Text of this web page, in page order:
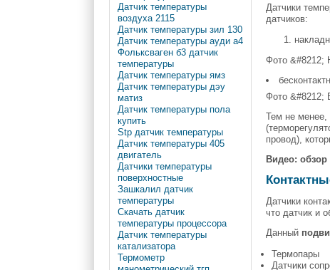
Датчик температуры
воздуха 2115
Датчик температуры зил 130
Датчик температуры ауди а4
Фольксваген б3 датчик
температуры
Датчик температуры ямз
Датчик температуры дэу
матиз
Датчик температуры пола
купить
Stp датчик температуры
Датчик температуры 405
двигатель
Датчики температуры
поверхностные
Зашкалил датчик
температуры
Скачать датчик
температуры процессора
Датчик температуры
катализатора
Термометр
Датчики
датчиков:
Фото &#8212;
Фото &#8212;
Тем не менее,
провод),
Видео:
Датчики
что датчик и
Данный
Термопары
Датчики